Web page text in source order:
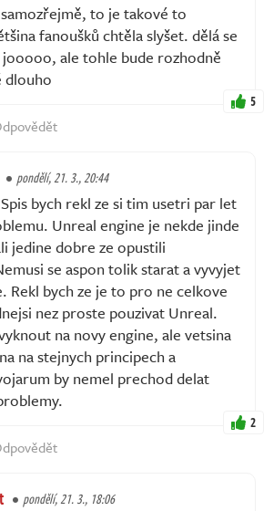
to je takové to
fanoušků chtěla slyšet. dělá se
jooooo, ale tohle bude rozhodně
dlouho
5
pondělí, 21. 3., 20:44
bych rekl ze si tim usetri par let
Unreal engine je nekde jinde
jedine dobre ze opustili
se aspon tolik starat a vyvyjet
Rekl bych ze je to pro ne celkove
nez proste pouzivat Unreal.
na novy engine, ale vetsina
na stejnych principech a
by nemel prechod delat
2
pondělí, 21. 3., 18:06